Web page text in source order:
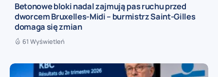
Betonowe bloki nadal zajmują pas ruchu przed
dworcem Bruxelles-Midi – burmistrz Saint-Gilles
domaga się zmian
61 Wyświetleń